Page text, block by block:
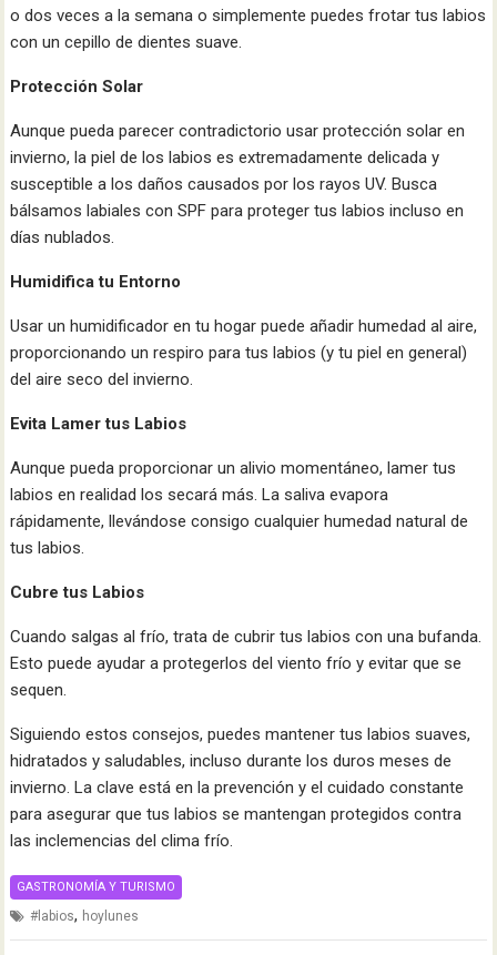
o dos veces a la semana o simplemente puedes frotar tus labios
con un cepillo de dientes suave.
Protección Solar
Aunque pueda parecer contradictorio usar protección solar en
invierno, la piel de los labios es extremadamente delicada y
susceptible a los daños causados por los rayos UV. Busca
bálsamos labiales con SPF para proteger tus labios incluso en
días nublados.
Humidifica tu Entorno
Usar un humidificador en tu hogar puede añadir humedad al aire,
proporcionando un respiro para tus labios (y tu piel en general)
del aire seco del invierno.
Evita Lamer tus Labios
Aunque pueda proporcionar un alivio momentáneo, lamer tus
labios en realidad los secará más. La saliva evapora
rápidamente, llevándose consigo cualquier humedad natural de
tus labios.
Cubre tus Labios
Cuando salgas al frío, trata de cubrir tus labios con una bufanda.
Esto puede ayudar a protegerlos del viento frío y evitar que se
sequen.
Siguiendo estos consejos, puedes mantener tus labios suaves,
hidratados y saludables, incluso durante los duros meses de
invierno. La clave está en la prevención y el cuidado constante
para asegurar que tus labios se mantengan protegidos contra
las inclemencias del clima frío.
GASTRONOMÍA Y TURISMO
#labios, hoylunes